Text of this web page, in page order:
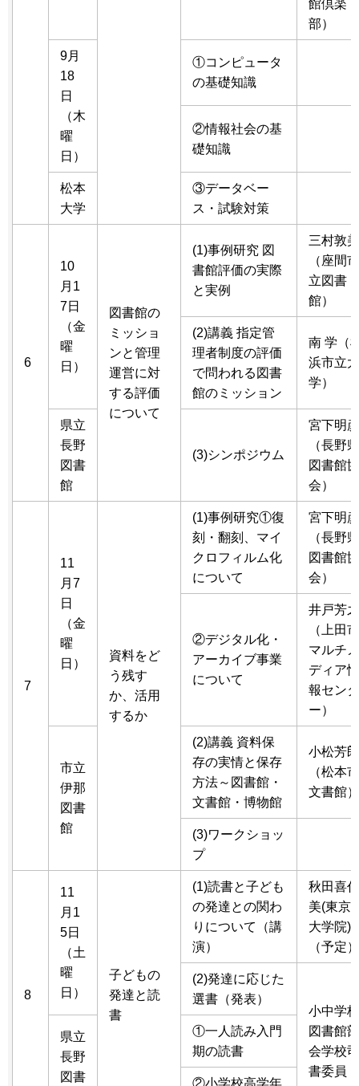
館倶楽
部）
9月
18
日
（木
曜
日）
①コンピュータ
の基礎知識
②情報社会の基
礎知識
松本
大学
③データベー
ス・試験対策
6
10
月1
7日
（金
曜
日）
図書館の
ミッショ
ンと管理
運営に対
する評価
について
(1)事例研究 図
書館評価の実際
と実例
三村敦美
（座間市
立図書
館）
(2)講義 指定管
理者制度の評価
で問われる図書
館のミッション
南 学（
浜市立大
学）
県立
長野
図書
館
(3)シンポジウム
宮下明彦
（長野県
図書館協
会）
7
11
月7
日
（金
曜
日）
資料をど
う残す
か、活用
するか
(1)事例研究①復
刻・翻刻、マイ
クロフィルム化
について
宮下明彦
（長野県
図書館協
会）
②デジタル化・
アーカイブ事業
について
井戸芳之
（上田市
マルチメ
ディア情
報センタ
ー）
市立
伊那
図書
館
(2)講義 資料保
存の実情と保存
方法～図書館・
文書館・博物館
小松芳郎
（松本市
文書館）
(3)ワークショッ
プ
8
11
月1
5日
（土
曜
日）
子どもの
発達と読
書
(1)読書と子ども
の発達との関わ
りについて（講
演）
秋田喜代
美(東京
大学院)
（予定）
(2)発達に応じた
選書（発表）
小中学校
図書館部
会学校司
書委員
県立
長野
図書
①一人読み入門
期の読書
②小学校高学年